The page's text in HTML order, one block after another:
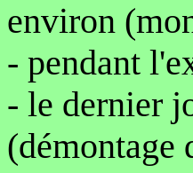
environ
- pendant
- le dernier
(démontage